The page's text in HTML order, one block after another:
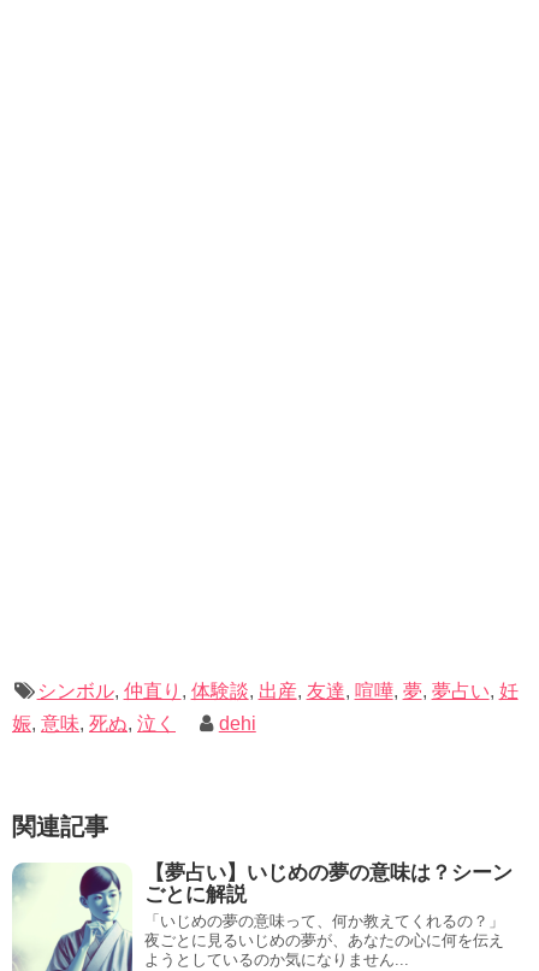
と捉えてその感じを大いに味わってください。
記事の続きを読む
シンボル, 仲直り , 体験談, 出産, 友達, 喧嘩, 夢, 夢占い, 妊
娠, 意味, 死ぬ, 泣く dehi
関連記事
【夢占い】いじめの夢の意味は？シーン
ごとに解説
「いじめの夢の意味って、何か教えてくれるの？」
夜ごとに見るいじめの夢が、あなたの心に何を伝え
ようとしているのか気になりません...